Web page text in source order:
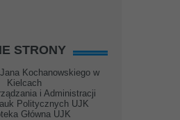
STRONY
Kochanowskiego w
Kielcach
i Administracji
Politycznych UJK
Główna UJK